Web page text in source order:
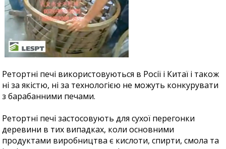
Ретортні печі використовуються в Росії і Китаї і також
ні за якістю, ні за технологією не можуть конкурувати
з барабанними печами.
Ретортні печі застосовують для сухої перегонки
деревини в тих випадках, коли основними
продуктами виробництва є кислоти, спирти, смола та